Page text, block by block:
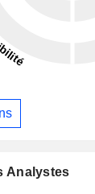
Analystes